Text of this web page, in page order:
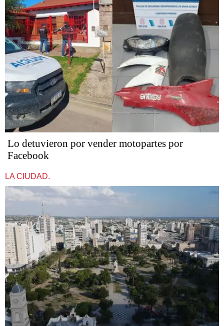
Lo detuvieron por vender motopartes por
Facebook
LA CIUDAD.